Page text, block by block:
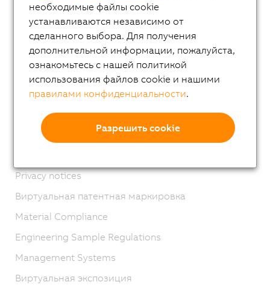
AutoMates
Новостная рассылка
Карьера
Связаться с нами
Imprint
Privacy notices
Виртуальная патентная маркировка
Material Compliance
Engineering Sample Regulations
Management Systems
Виртуальная экспозиция
необходимые файлы cookie
устанавливаются независимо от
сделанного выбора. Для получения
дополнительной информации, пожалуйста,
ознакомьтесь с нашей политикой
использования файлов cookie и нашими
правилами конфиденциальности.
Разрешить cookie